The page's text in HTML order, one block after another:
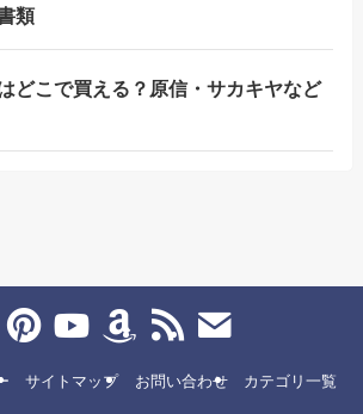
類
どこで買える？原信・サカキヤなど
サイトマップ お問い合わせ カテゴリ一覧